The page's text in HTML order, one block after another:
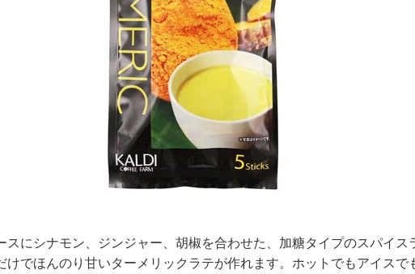
スにシナモン、ジンジャー、胡椒を合わせた、加糖タイプのスパイス
けでほんのり甘いターメリックラテが作れます。ホットでもアイスで